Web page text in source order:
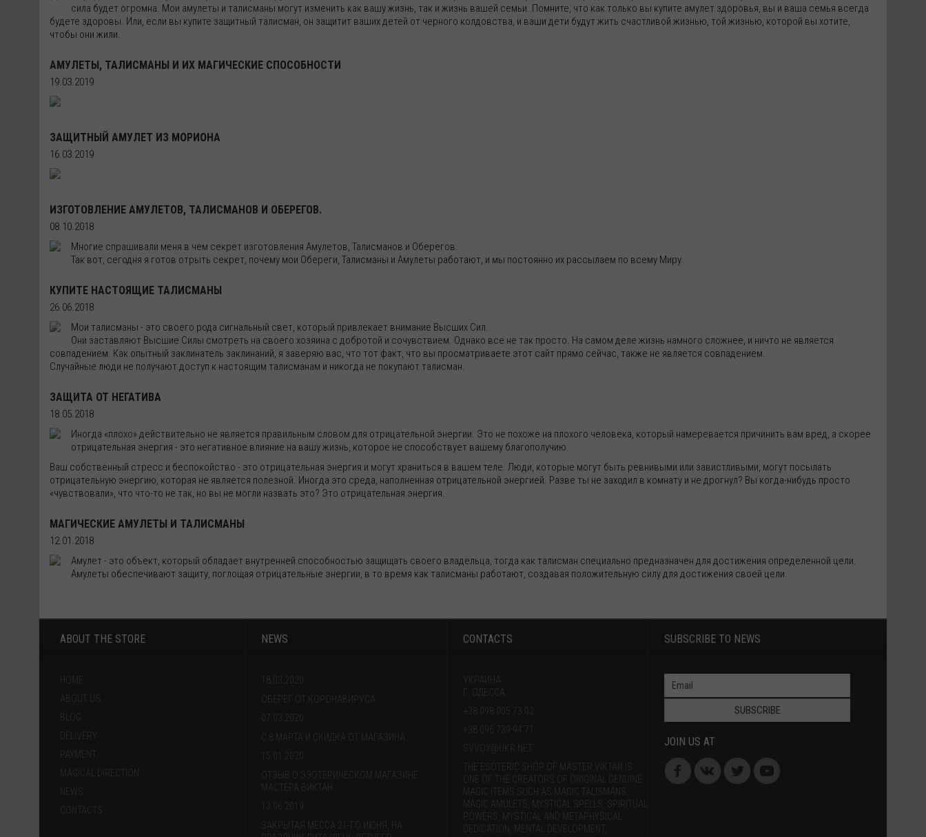
сила будет огромна. Мои амулеты и талисманы могут изменить как вашу жизнь, так и жизнь вашей семьи. Помните, что как только вы купите амулет здоровья, вы и ваша семья всегда
будете здоровы. Или, если вы купите защитный талисман, он защитит ваших детей от черного колдовства, и ваши дети будут жить счастливой жизнью, той жизнью, которой вы хотите,
чтобы они жили.
АМУЛЕТЫ, ТАЛИСМАНЫ И ИХ МАГИЧЕСКИЕ СПОСОБНОСТИ
19.03.2019
ЗАЩИТНЫЙ АМУЛЕТ ИЗ МОРИОНА
16.03.2019
ИЗГОТОВЛЕНИЕ АМУЛЕТОВ, ТАЛИСМАНОВ И ОБЕРЕГОВ.
08.10.2018
Многие спрашивали меня в чем секрет изготовления Амулетов, Талисманов и Оберегов.
Так вот, сегодня я готов отрыть секрет, почему мои Обереги, Талисманы и Амулеты работают, и мы постоянно их рассылаем по всему Миру.
КУПИТЕ НАСТОЯЩИЕ ТАЛИСМАНЫ
26.06.2018
Мои талисманы - это своего рода сигнальный свет, который привлекает внимание Высших Сил.
Они заставляют Высшие Силы смотреть на своего хозяина с добротой и сочувствием. Однако все не так просто. На самом деле жизнь намного сложнее, и ничто не является
совпадением. Как опытный заклинатель заклинаний, я заверяю вас, что тот факт, что вы просматриваете этот сайт прямо сейчас, также не является совпадением.
Случайные люди не получают доступ к настоящим талисманам и никогда не покупают талисман.
ЗАЩИТА ОТ НЕГАТИВА
18.05.2018
Иногда «плохо» действительно не является правильным словом для отрицательной энергии. Это не похоже на плохого человека, который намеревается причинить вам вред, а скорее
отрицательная энергия - это негативное влияние на вашу жизнь, которое не способствует вашему благополучию.
Ваш собственный стресс и беспокойство - это отрицательная энергия и могут храниться в вашем теле. Люди, которые могут быть ревнивыми или завистливыми, могут посылать
отрицательную энергию, которая не является полезной. Иногда это среда, наполненная отрицательной энергией. Разве ты не заходил в комнату и не дрогнул? Вы когда-нибудь просто
«чувствовали», что что-то не так, но вы не могли назвать это? Это отрицательная энергия.
МАГИЧЕСКИЕ АМУЛЕТЫ И ТАЛИСМАНЫ
12.01.2018
Амулет - это объект, который обладает внутренней способностью защищать своего владельца, тогда как талисман специально предназначен для достижения определенной цели.
Амулеты обеспечивают защиту, поглощая отрицательные энергии, в то время как талисманы работают, создавая положительную силу для достижения своей цели.
ABOUT THE STORE
ABOUT US
BLOG
DELIVERY
PAYMENT
MAGICAL DIRECTION
NEWS
CONTACTS
NEWS
18.03.2020
ОБЕРЕГ ОТ КОРОНАВИРУСА
07.03.2020
С 8 МАРТА И СКИДКА ОТ МАГАЗИНА
ОТЗЫВ О ЭЗОТЕРИЧЕСКОМ МАГАЗИНЕ
МАСТЕРА ВИКТАН
13.06.2019
ЗАКРЫТАЯ МЕССА 21-ГО ИЮНЯ, НА
CONTACTS
УКРАИНА
Г. ОДЕССА
+38 098 005 73 02
+38 096 739 94 71
SVVOY@UKR.NET
THE ESOTERIC SHOP OF MASTER VIKTAN IS
ONE OF THE CREATORS OF ORIGINAL GENUINE
MAGIC ITEMS SUCH AS MAGIC TALISMANS,
MAGIC AMULETS, MYSTICAL SPELLS, SPIRITUAL
POWERS, MYSTICAL AND METAPHYSICAL
DEDICATION, MENTAL DEVELOPMENT,
SUBSCRIBE TO NEWS
SUBSCRIBE
JOIN US AT